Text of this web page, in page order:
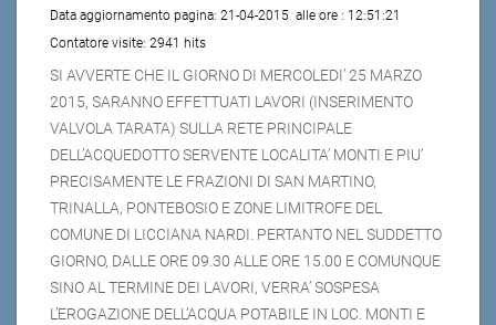
Data aggiornamento pagina: 21-04-2015 alle ore : 12:51:21
Contatore visite: 2941 hits
SI AVVERTE CHE IL GIORNO DI MERCOLEDI’ 25 MARZO
2015, SARANNO EFFETTUATI LAVORI (INSERIMENTO
VALVOLA TARATA) SULLA RETE PRINCIPALE
DELL’ACQUEDOTTO SERVENTE LOCALITA’ MONTI E PIU’
PRECISAMENTE LE FRAZIONI DI SAN MARTINO,
TRINALLA, PONTEBOSIO E ZONE LIMITROFE DEL
COMUNE DI LICCIANA NARDI. PERTANTO NEL SUDDETTO
GIORNO, DALLE ORE 09.30 ALLE ORE 15.00 E COMUNQUE
SINO AL TERMINE DEI LAVORI, VERRA’ SOSPESA
L’EROGAZIONE DELL’ACQUA POTABILE IN LOC. MONTI E